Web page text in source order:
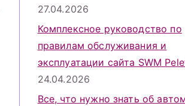
27.04.2026
Комплексное руководство по
правилам обслуживания и
эксплуатации сайта SWM
24.04.2026
Все, что нужно знать об